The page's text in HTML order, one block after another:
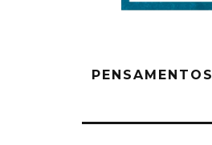
PENSAMENTOS